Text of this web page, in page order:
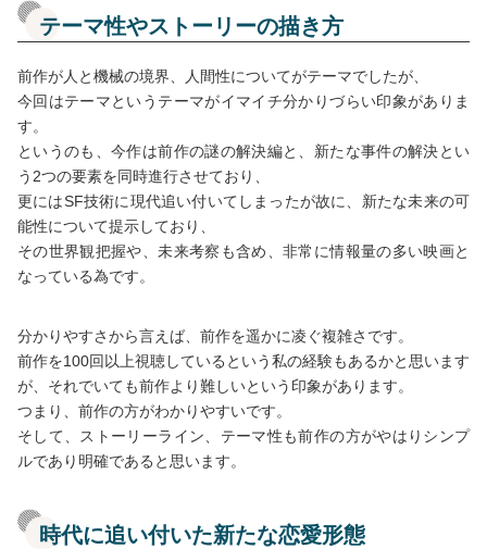
テーマ性やストーリーの描き方
前作が人と機械の境界、人間性についてがテーマでしたが、
今回はテーマというテーマがイマイチ分かりづらい印象がありま
す。
というのも、今作は前作の謎の解決編と、新たな事件の解決とい
う2つの要素を同時進行させており、
更にはSF技術に現代追い付いてしまったが故に、新たな未来の可
能性について提示しており、
その世界観把握や、未来考察も含め、非常に情報量の多い映画と
なっている為です。
分かりやすさから言えば、前作を遥かに凌ぐ複雑さです。
前作を100回以上視聴しているという私の経験もあるかと思います
が、それでいても前作より難しいという印象があります。
つまり、前作の方がわかりやすいです。
そして、ストーリーライン、テーマ性も前作の方がやはりシンプ
ルであり明確であると思います。
時代に追い付いた新たな恋愛形態